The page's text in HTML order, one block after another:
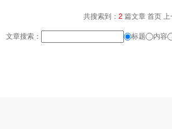
共搜索到： 2 篇文章 首页 上
文章搜索：
标题 内容